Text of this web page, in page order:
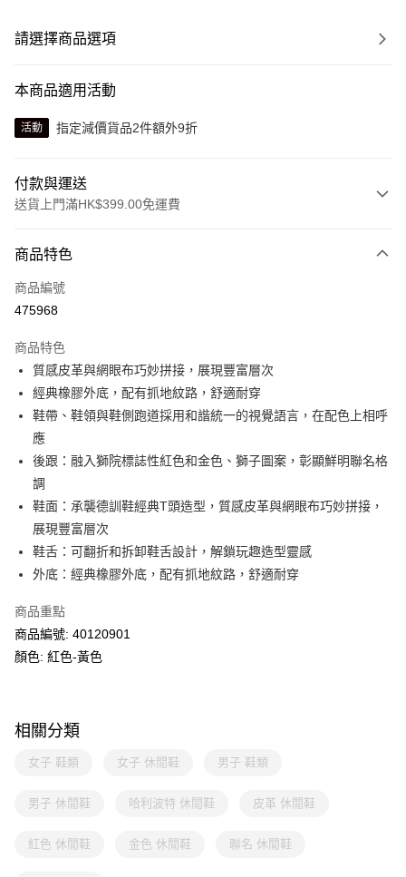
請選擇商品選項
本商品適用活動
活動 指定減價貨品2件額外9折
付款與運送
送貨上門滿HK$399.00免運費
信用卡
線上付款
Alipay, PayMe, WeChat Pay, UnionPay, FPS
送貨方式
單筆訂單淨值滿$399可享免運費優惠
每筆HK$30.00，滿HK$399.00或以上免運費
滿$599可享澳門免運費優惠 運費表
商品特色
商品編號
475968
商品特色
質感皮革與網眼布巧妙拼接，展現豐富層次
經典橡膠外底，配有抓地紋路，舒適耐穿
鞋帶、鞋領與鞋側跑道採用和諧統一的視覺語言，在配色上相呼
應
後跟：融入獅院標誌性紅色和金色、獅子圖案，彰顯鮮明聯名格
調
鞋面：承襲德訓鞋經典T頭造型，質感皮革與網眼布巧妙拼接，
展現豐富層次
鞋舌：可翻折和拆卸鞋舌設計，解鎖玩趣造型靈感
外底：經典橡膠外底，配有抓地紋路，舒適耐穿
商品重點
商品編號: 40120901
顏色: 紅色-黃色
相關分類
女子 鞋類 女子 休閒鞋 男子 鞋類
男子 休閒鞋 哈利波特 休閒鞋 皮革 休閒鞋
紅色 休閒鞋 金色 休閒鞋 聯名 休閒鞋